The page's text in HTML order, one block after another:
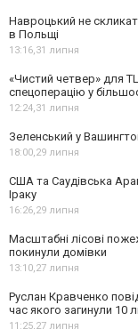
Навроцький не
в Польщі
13:16,31 липня
«Чистий четвер» для
спецоперацію у
12:24,31 липня
Зеленський у
18:00,29 липня
США та Саудівська
Іраку
16:26,29 липня
Масштабні лісові
покинули домівки
13:10,27 липня
Руслан Кравченко
час якого загинули 10
11:25,27 липня